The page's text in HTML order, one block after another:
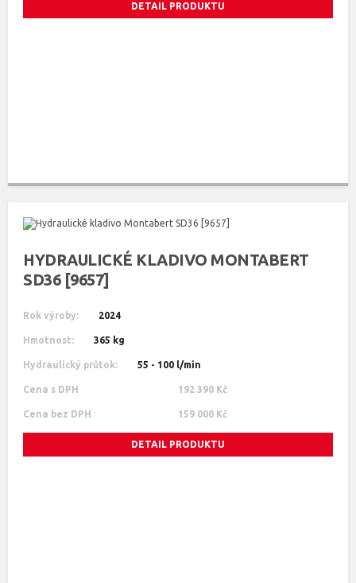
DETAIL PRODUKTU
HYDRAULICKÉ KLADIVO MONTABERT
SD36 [9657]
Rok výroby: 2024
Hmotnost: 365 kg
Hydraulický průtok: 55 - 100 l/min
Cena s DPH 192 390 Kč
Cena bez DPH 159 000 Kč
DETAIL PRODUKTU